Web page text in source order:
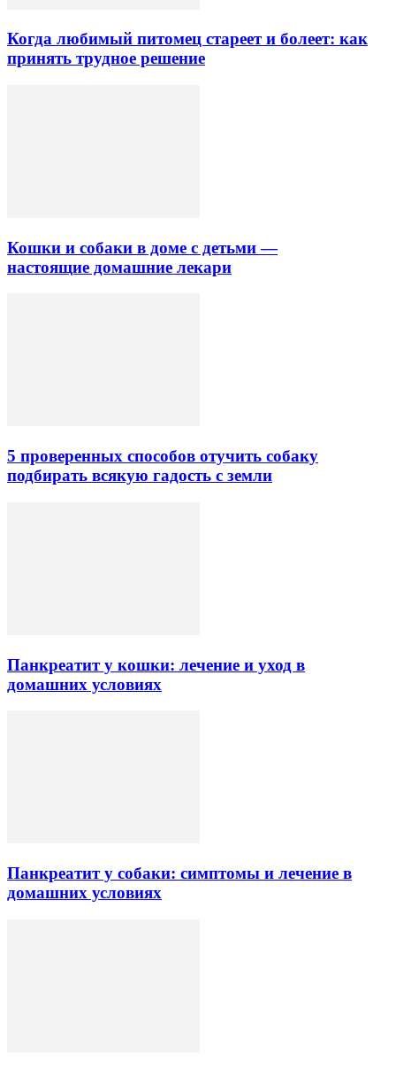
Когда любимый питомец стареет и болеет: как
принять трудное решение
Кошки и собаки в доме с детьми —
настоящие домашние лекари
5 проверенных способов отучить собаку
подбирать всякую гадость с земли
Панкреатит у кошки: лечение и уход в
домашних условиях
Панкреатит у собаки: симптомы и лечение в
домашних условиях